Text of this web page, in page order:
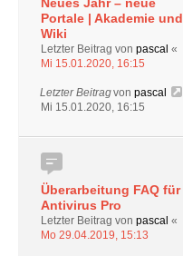
Portale | Akademie und
Wiki
Letzter Beitrag von pascal «
Mi 15.01.2020, 16:15
Letzter Beitragvon pascal
Mi 15.01.2020, 16:15
Überarbeitung FAQ für
Antivirus Pro
Letzter Beitrag von pascal «
Mo 29.04.2019, 15:13